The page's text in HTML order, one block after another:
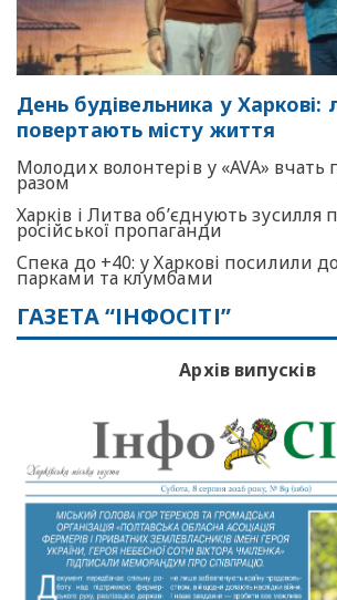
День будівельника у Харкові:
повертають місту життя
Молодих волонтерів у «AVA»
разом
Харків і Литва об’єднують зусилля
російської пропаганди
Спека до +40: у Харкові посилили
парками та клумбами
ГАЗЕТА “ІНФОСІТІ”
Архів випусків